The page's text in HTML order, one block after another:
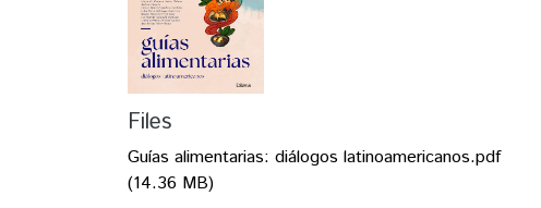
Files
Guías alimentarias: diálogos latinoamericanos.pdf
(14.36 MB)